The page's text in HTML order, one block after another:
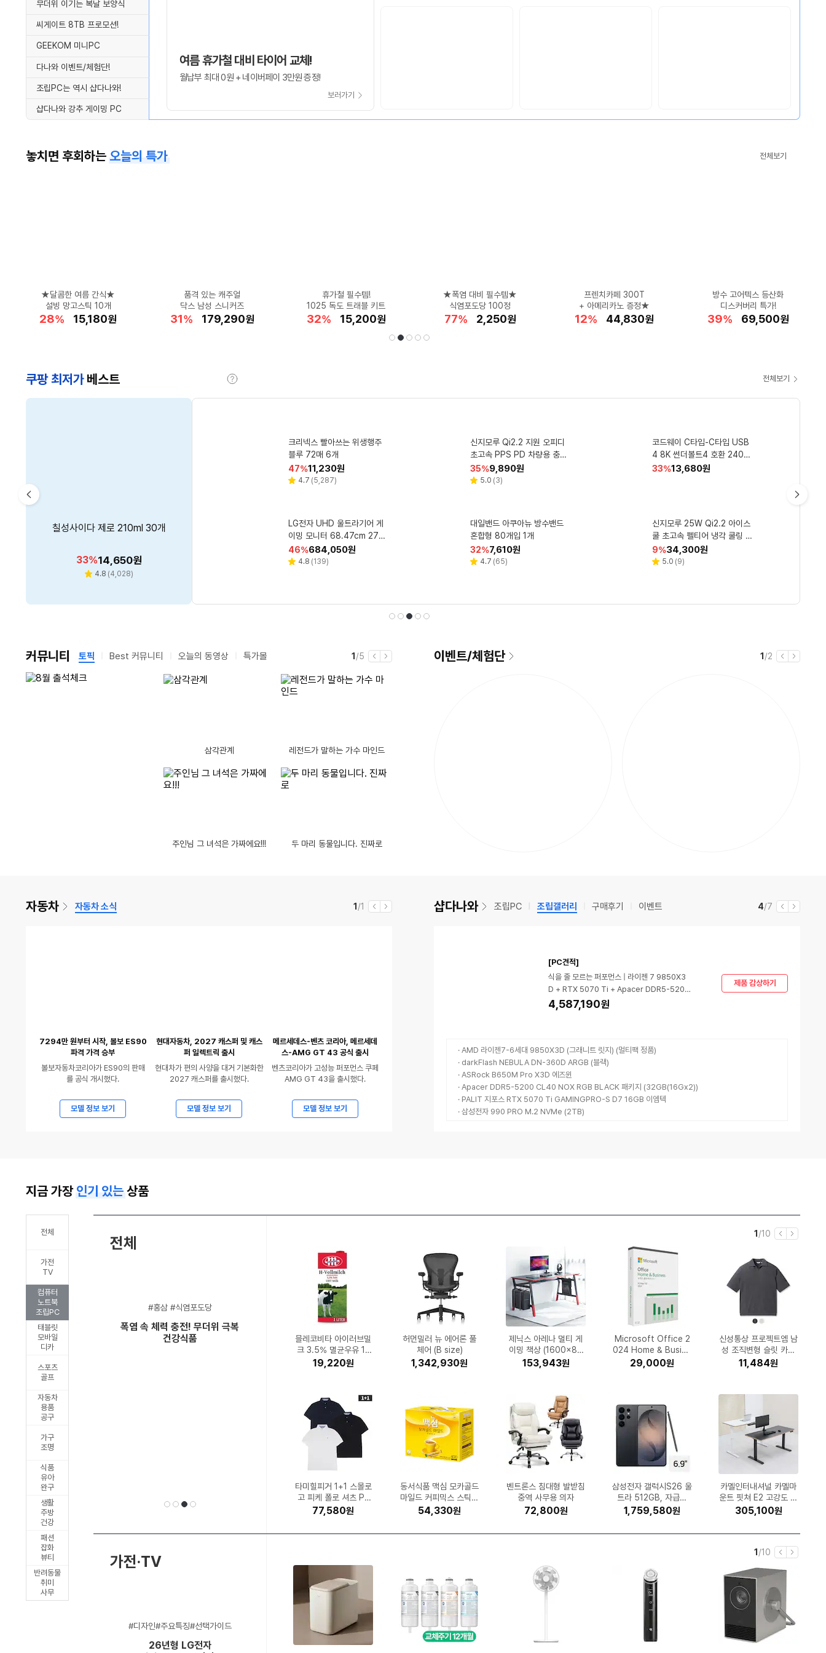
여름 휴가철 대비 타이어 교체!
월납부 최대 0원 + 네이버페이 3만원 증정!
보러가기
무더위 이기는 복날 보양식
씨게이트 8TB 프로모션!
GEEKOM 미니PC
다나와 이벤트/체험단!
조립PC는 역시 샵다나와!
샵다나와 강추 게이밍 PC
놓치면 후회하는 오늘의 특가
땀에 젖은 옷도 OK
나이키 더플백 특가
할
46% 29,601원
★스테디셀러★
닥스 초경량 슬림 우양산
할
26% 44,000원
★TV 건강프로그램 추천★
에너지 UP 버닝의 시작!
할
52% 60,630원
침대 하나 바꿨을 뿐인데
확 바뀐 침실!
% 1,847,580원
여름 러닝에는~
테바 러닝샌들!
할
53% 83,900원
피지 흡착&쿨링
클로란 드라이 샴푸
할
57% 7,490원
★달콤한 여름 간식★
설빙 망고스틱 10개
할
28% 15,180원
품격 있는 캐주얼
닥스 남성 스니커즈
할
31% 179,290원
휴가철 필수템!
1025 독도 트래블 키트
할
32% 15,200원
★폭염 대비 필수템★
식염포도당 100정
할
77% 2,250원
프렌치카페 300T
+ 아메리카노 증정★
할
12% 44,830원
방수 고어텍스 등산화
디스커버리 특가!
할
39% 69,500원
시원한 살안타템!
1만원대 쿨링티★
할
33% 11,900원
공홈 최대 혜택가!
드리미 X60 Master
할37% 1,090,000원
편안함 한걸음
우포스 우마이 스트라이드
할
28% 179,000원
갤럭시탭S10 FE
SSG 카드할인 66만
35% 698,990
클래식 감성과 성능,
모두 챙긴 자토바이 특가!
할
9 % 1,350,000원
열기까지 흡수하는
템퍼 오리지날 스마트쿨
할
29% 169,850원
숨 막히는 더위 타파!
집에서 즐기는 시원한 빙수♥
할
48% 69,900원
갓성비 전기자전거♥
카드혜택가 75.2만원
할
3% 898,000원
에어컨 바람을 구석구석!
신일 3D 서큘레이터
할
18% 125,000원
두손이 자유로운
위니쿨 냉각패드 넥풍기
할
38% 45,220원
폭염 속 라운드
풋조이 우산은 필수!
할
34% 39,900원
하프클럽 여름 특가!
인견 심리스 브라 4종
할
20% 34,580원
데일리로 딱!
캘빈클라인 선글라스
할
21% 148,850원
★여행백팩 인기상품★
브라이튼 디즈니 백팩
할
12% 107,450원
지금이 최저가 기회!
톰브라운 삼선탭 클러치
할
32% 573,000원
대만족템★갓성비
공용 반팔 1+1
할62% 26,480원
"클래식의 완성"
반스 프리미엄 클래식 슬립온
할
22% 71,010원
식욕왕성해지는 여름에
다이어트, 이제 유산균으로!
할
40% 108,110원
CM’s
전체보기
쿠팡 최저가 베스트
도
움
말
한성컴퓨터 DQHD 울트라와이드
TFG49Q12UW
할
14%661,200원
별 4.8리
뷰
( 52)
동원샘물 무라벨 2L 24개
할
인
33%12,610원
별 4.8 리
뷰
(250,147
하이퍼엑스 Cloud Alpha 게
이밍 헤드셋 HX-HSCA-RD/
AS 혼합 색상
할
인
18%103,550
별 4.7 리
뷰
(26
홈플래닛 QHD 웹캠 방송용
수업용 화상카메라 (500만화
소 오토포커스 광시야각 마이
할
33%30,990원
종근당 차전자피 식이섬유 30
개입 204g 1개
할
인
43%16,900원
별 4.6 리
뷰
(665
신일 BLDC 에어 서큘레이터
SIF-7CIRU
할
인
62%79,000
액츠 퍼펙트 실내건조 일반용
프레시 플로럴향 액상세제 본
품 3.2L 1개
할
인
45%10,790원
별 4.5 리
뷰
(7,914
스카트 주방 식탁 전용 물티슈
할
인
55%8,020원
별 4.7리
뷰
(471)
쿠팡베이직 네추럴 3겹 천연펄
할
인
77%11,390원
별 4.3 리
뷰
(1,001)
검가드 오리지널 잇몸 질환 예
방 구강청결제 1.2L 2개
할
인
36%16,660원
별 5.0 리
뷰
(1)
쿤달 네이처 마일드 퍼퓸 애견
샴푸 화이트런더리향 500ml
1개입 1개
할
16%9,240원
아이시스 생수 화이트캡 무라
벨 2L 12개
할
인
39%6,520원
별 4.8 리
뷰
(18)
필립스 3000 시리즈 전기면
도기 S3243/12 스톰블루
할
인
37%64,000
별 4.7 리
뷰
(58)
컴배트 파워 바퀴용 유인살충
제 타게트형 12g 2개
할
인
50%12,170원
별 4.7 리
뷰
(1,020
칠성사이다 제로 210ml 30개
할
33%14,650원
별 4.8 리
뷰
(4,028)
크리넥스 빨아쓰는 위생행주
블루 72매 6개
할
인
47%11,230원
별 4.7 리
뷰
(5,287)
신지모루 Qi2.2 지원 오피디
초고속 PPS PD 차량용 충전
기 45W Black
할
인
35%9,890원
별 5.0 리
뷰
(3)
코드웨이 C타입-C타입 USB
4 8K 썬더볼트4 호환 240W
40Gbps 고속충전 데이터 케
할
33%13,680원
LG전자 UHD 울트라기어 게
이밍 모니터 68.47cm 27G
850A
할
인
46%684,050원
별 4.8 리
뷰
(139)
대일밴드 아쿠아뉴 방수밴드
혼합형 80개입 1개
할
인
32%7,610원
별 4.7 리
뷰
(65)
신지모루 25W Qi2.2 아이스
쿨 초고속 펠티어 냉각 쿨링 M
에어쿨러 맥세이프 차량용 무
할
인
9%34,300원
별 5.0 리
뷰
(9)
파워에이드 제로 600ml 40개
할
43%35,150원
별 4.8 리
뷰
(2,236)
코카콜라 제로 490ml 48개
할
인
34%48,990원
별 4.8 리
뷰
(4,075)
피지 모락셀라 냄새제거 부스
터 캡슐 뽀송한 코튼향 26개
입 2개
할
인
31%28,030원
별 4.8 리
뷰
(1,861
아쿠아시스 먹는샘물 무라벨 2
L 12개
할
34%5,790원
비비드키친 저칼로리 비빔장 1
개 280g
할
인
80%3,180원
신선설농탕 신선왕만두 고소한
맛 (냉동) 490g 1개
할
인
53%5,440원
아토젯 샤워기 본품 + 헤드필
터 3p + 바디필터 3p 세트 1
개
할
인
65%27,450원
별 4.7 리
뷰
(725
탐사 샘물 2L 12개
할
인
57%5,790원
HP 2025 VICTUS 15 GA
MING LAPTOP 15.6 라이
젠9 라이젠 8000시리즈 지
포스 RTX 4060 Mica Silve
할
인
19%1,459,000
별 5.0 리
뷰
(9
윈덱스 유리세정제 리필 500
ml 5개
할
인
40%10,420원
도루코 페이스 7 II 프레쉬 면
도기세트 면도기 + 면도날 5p
1세트
할
34%16,390원
벨킨 부스트업 프로 C타입 4
포트 GaN PD 3.1 맥북 충전
PPS 고속 충전기 200W W
할
인
16%109,000원
별 4.9 리
뷰
(17)
TCL FHD QD Mini LED 게
임 모니터 62cm 25G64
할
인
38%215,100
별 5.0 리
뷰
(2)
필립스 소닉케어 3100 시리즈
전동칫솔 HX4031/21 화이트
1개
할
인
49%43,900원
CM’s
CM’s
Pick
1 재
전체보기
커뮤니티 토픽 Best 커뮤니티 오늘의 동영상 특가몰
삼각관계 레전드가 말하는 가수 마인드
주인님 그 녀석은 가짜에요!!! 두 마리 동물입니다. 진짜로
제트보트의 미친 순발력
흔한 여친 활용법
이번에 처음 pc를 사려합니다.
B850m박격포+3SYS RC1800쿨러 사용중인데 5080 간섭여부
호환성 여부 질문드립니다.
수
10 글제목
12
댓
수
(9)
글제목
모니터를 바꿀지 키보드를 바꿀지
글
14
(8)
글제목
금요일 밤이네요
수
18
댓
(8)
글제목
폭신 차커버
가장 가까운 완성 - 삼성전자 990 PRO
상
영
동
상
영
음
동
있
스와이프는 끝, AI가 상대 정해주는 데이팅 '디토'
남
남
남
은
율
현
1 전
/5
이 다
이벤트/체험단
현
1 /전
2
이 다
자동차 자동차 소식
7294만 원부터 시작, 볼보 ES90
파격 가격 승부
볼보자동차코리아가 ES90의 판매
를 공식 개시했다.
7294
시
모델 정보 보기
현대자동차, 2027 캐스퍼 및 캐스
퍼 일렉트릭 출시
현대차가 편의 사양을 대거 기본화한
2027 캐스퍼를 출시했다.
현
일
모델 정보 보기
메르세데스-벤츠 코리아, 메르세데
스-AMG GT 43 공식 출시
벤츠코리아가 고성능 퍼포먼스 쿠페
AMG GT 43을 출시했다.
메
스-
AMG
43
공
식
시
모델 정보 보기
현
1 전
/1
이 다
샵다나와 조립PC 조립갤러리 구매후기 이벤트
[PC견적]
식을 줄 모르는 퍼포먼스 | 라이젠 7 9850X3
D + RTX 5070 Ti + Apacer DDR5-5200
CL40 NOX RGB BLACK
4,587,190원
제품 감상하기
· AMD 라이젠7-6세대 9850X3D (그래니트 릿지) (멀티팩 정품)
· darkFlash NEBULA DN-360D ARGB (블랙)
· ASRock B650M Pro X3D 에즈윈
· Apacer DDR5-5200 CL40 NOX RGB BLACK 패키지 (32GB(16Gx2))
· PALIT 지포스 RTX 5070 Ti GAMINGPRO-S D7 16GB 이엠텍
· 삼성전자 990 PRO M.2 NVMe (2TB)
현
4전
/7
이 다
지금 가장 인기 있는 상품
전체
가전
TV
컴퓨터
노트북
조립PC
태블릿
모바일
디카
스포츠
골프
자동차
용품
공구
가구
조명
식품
유아
완구
생활
주방
건강
패션
잡화
뷰티
반려동물
취미
사무
전체
#홍삼 #식염포도당
폭염 속 체력 충전! 무더위 극복
건강식품
현
1 /전
10
이 다
믈레코비타 아이러브밀
크 3.5% 멸균우유 1L
(12개)
19,220원
허먼밀러 뉴 에어론 풀
체어 (B size)
1,342,930원
제닉스 아레나 멀티 게
이밍 책상 (1600x80
0)
153,943원
Microsoft Office 2
024 Home & Busine
ss (PKC 한글)
29,000원
신성통상 프로젝트엠 남
성 조직변형 슬릿 카라
티_EPE2TT1101
11,484원
타미힐피거 1+1 스몰로
고 피케 폴로 셔츠 PK
반팔_13H18
77,580원
동서식품 맥심 모카골드
마일드 커피믹스 스틱 4
00개입 (1개)
54,330원
벤트론스 침대형 발받침
중역 사무용 의자
72,800원
삼성전자 갤럭시S26 울
트라 512GB, 자급제
(블랙)
1,759,580원
카멜인터내셔널 카멜마
운트 핏쳐 E2 고강도 듀
얼 스퀘어 프레임 모션
305,100원
알앤더스 캐디톡 미니온
2
196,790원
아누아 피디알엔 히알루
론산 캡슐 100 세럼 30
ml (1개)
17,510원
캐논 파워샷 V1 (정품)
1,169,090원
LG전자 휘센 DQ205P
SVA (일반구매)
416,930원
삼성전자 갤럭시A36 1
28GB, 자급제 (정품)
490,000원
삼성전자 갤럭시 버즈4
프로 SM-R640 (정품)
322,780원
포켓몬코리아 포켓몬카
드 스칼렛 바이올렛 강
화 확장팩 레이징서프 3
20,500원
햇살드리 2025 햅쌀 수
향미 상등급 10kg (1개)
42,480원
스파클 생수 무라벨 2L
(30개)
15,020원
에이션패션 폴햄 쿨맥스
스트레치 슬림 슬랙스 P
HD2PP1032
8,210원
SK엔무브 지크 X7 SP
5W30 4L (1개)
18,590원
Brother 정품 무한 DC
P-T730DW (무한잉
크)
299,000원
보이스캐디 SL 미니 더
블랙
327,110원
UGREEN DXP4800
Plus (하드미포함)
1,079,000원
허먼밀러 뉴 에어론 풀
체어+호환 헤드레스트
해외구매 (B size)
952,900원
큐맥스 QMAX-C02
32,610원
코스트코 커클랜드 울트
라 클린 캡슐세제 140
개입 (1개)
18,350원
혼다 슈퍼커브110
2,739,990
한국타이어 벤투스 에어
S H472 245/45R18
(전국무료장착)
161,970원
K2 블리츠 FUS24G91
Z1
44,360원
GIGABYTE B850M
AORUS ELITE WIFI6
E ICE 제이씨현
227,490원
나이키 레볼루션 8 HJ
9198-003 (공식판매
처)
51,264원
Epson 정품 무한 L32
56 (무한잉크)
206,000원
엑스지미 호라이즌 20
MAX (정품)
3,832,000
시디즈 베이직 오피스
체어
159,460원
iFLYTEK AI 스마트 통
역기 4.0 (정품)
310,000원
Canon MAXIFY 정품
무한 GX7192 (무한잉
크)
497,000원
삼성전자 올레드 KQ55
SF8EAEXKR (스탠드)
1,135,590원
세이코 남성 셀렉션 S시
리즈_SBTH007
208,000원
삼성전자 갤럭시S26 2
56GB, 자급제 (블랙)
1,141,140원
SK엔무브 지크 X7 LS
5W30 6L (1개)
29,920원
MSI 지포스 RTX 506
0 벤투스 2X OC D7
8GB
638,990원
현대일렉트릭 2구 16A
누전차단 고용량 멀티탭
(1.5m)
13,840원
듀오백 Q1 Airo 메쉬
사무용 컴퓨터 책상 의
자
216,630원
APPLE 에어팟 프로3
MFHP4KH/A (정품)
237,060원
팅크웨어 아이나비 Z9
900 2채널 (32GB)
126,220원
무아스 퓨어 미니 LED
시계
7,040원
삼성전자 뮤직 스튜디오
5 HW-LS50H/ LS51
H (정품)
408,520원
한국타이어 다이나프로
HPX RA43 235/55R
19 (전국무료장착)
141,670원
EFM ipTIME C500G
(단품)
34,900원
삼성전자 갤럭시워치8
40mm 블루투스 (정품)
329,000원
ASUS 비보북 16 X16
07AA-MB045W (SS
D 512GB)
1,169,000원
삼성전자 SL-C513W
(기본토너)
242,000원
케이에스스포츠 스타카
토 인세인 피니시모 울
테 로드 700C (2024
1,800,000원
GIGABYTE B650M
K 제이씨현
110,240원
LG전자 힐링미 파타야
MH67BR (일반설치)
1,517,190원
깨끗한나라 순수 프리미
엄 30m (30롤) (3팩)
39,570원
캘러웨이 패러다임 Ai
스모크 맥스 드라이버
(정품)
465,890원
Microsoft Windows
11 Home (처음사용자
용 한글)
145,000원
LG전자 휘센 SQ06EZ
1WBS ((전국)기본설치
비 포함)
524,990원
삼성전자 비스포크 무풍
윈도우핏 AW06C715
5EWAZ (무료설치)
903,270원
모토벨로 KG9 DUAL
(48V, 8Ah)
998,000원
삼성전자 갤럭시S26 울
트라 256GB, 자급제
(블랙)
1,639,560원
삼성전자 DDR5-560
0 (16GB)
353,690원
팅크웨어 아이나비 VX3
000 2채널 (64GB, 무
료장착)
207,200원
킹스톤 KC3000 M.2
NVMe (1TB)
572,840원
노스페이스 액티비스트
보아 고어텍스 NS95P
04A
94,050원
스라이부 핸디 마사지
(MD01) (해외구매)
35,250원
GS칼텍스 킥스 파오 10
0 0W30 1L (1개)
11,160원
클라우드백 마이 사이즈
체어 M900MQ 2.0
게이밍 의자
308,490원
삼성전자 정품 MLT-K2
50L 검정
143,770원
모바 S70 Ultra Rolle
r
699,000원
LG전자 오브제컬렉션
DQ235MWGA (일반
구매)
556,570원
시디즈 T50 AIR LIGH
T 메쉬 의자
262,650원
린백 책상 의자 LB221
HA
98,000원
삼성전자 DV90TA04
0TE (일반판매처)
512,140원
Microsoft Windows
11 Pro (처음사용자용
한글)
199,000원
네파 하이플로우 쿠시
고어텍스 7JC7620
64,800원
롯데칠성음료 펩시콜라
제로슈거 라임향 1.25L
(12개)
11,000원
크록스 바야밴드 클로그
205089-066
26,090원
동서식품 맥심 화이트골
드 믹스 스틱 400개입
(1개)
50,370원
광동제약 제주 삼다수
그린 2L (24개)
21,300원
삼성전자 SL-J3260F
W (기본잉크)
294,500원
엔티스 ES 700W 80
PLUS스탠다드 ATX3.1
55,000원
스탠리 퀜처 H2.0 플로
우스테이트 텀블러 88
7ml (일반)
36,350원
오므론 HEM-7156T
113,410원
K2 플라이하이크 프라
임 FUS24G21-C2
74,520원
삼성전자 SL-C563W
(기본토너)
352,000원
대상웰라이프 뉴케어 구
수한맛 200ml (30개)
46,700원
롯데정밀화학 유록스 요
소수 10L (1개)
8,400원
글락소스미스클라인 센
소다인 오리지널 플러스
치약 100g (6개)
21,330원
(주)파마리서치 리쥬란
더마 힐러 모이스춰 트
리트먼트 앰플 30ml (1
25,600원
유니레버 도브 센서티브
스킨 뷰티 바 106g(미
국산) (16개)
31,800원
고려은단 비타민C 100
0 600정 (1개)
40,020원
LG생활건강 피지(FIJI)
모락셀라 냄새제거 뽀송
한 코튼향 2.1L (1개)
14,720원
파인디지털 파인뷰 X7
700 프로 2채널 (32G
B)
211,650원
ESSENCORE KLEVV
DDR5-5600 CL46
파인인포 (16GB)
324,600원
보이스캐디 T13 프로
434,150원
미닉스 더 플렌더 Max
MNFD-200G (일반구
매)
454,010원
APPLE 2025 iPad Pr
o 11 M5 (256GB)
1,689,920원
가전·TV
#디자인#주요특징#선택가이드
26년형 LG전자
현
1 /전
10
이 다